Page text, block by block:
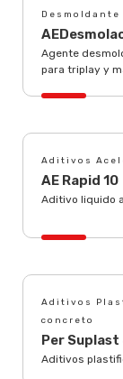
Desmoldante
Agente
para triplay y
Aditivos
AE Rapid 10
Aditivo liquido
Aditivos
concreto
Per Suplast
Aditivos